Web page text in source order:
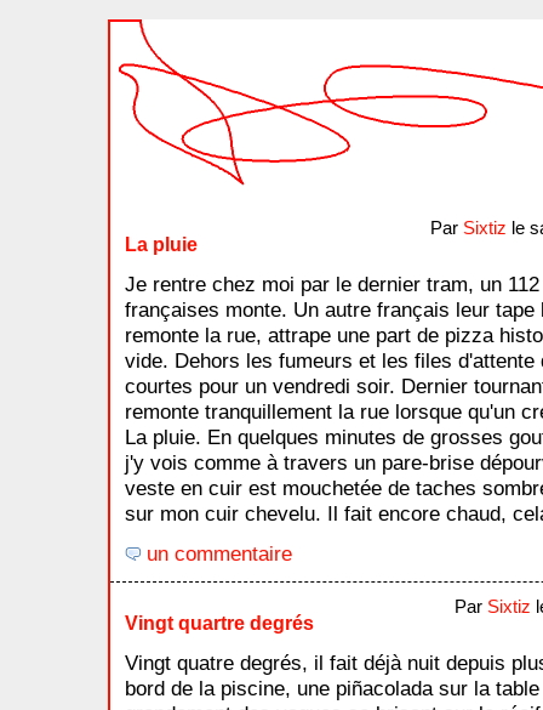
La pluie
Par Sixtiz le
Je rentre chez moi par le dernier tram, un
françaises monte. Un autre français leur
remonte la rue, attrape une part de pizza
vide. Dehors les fumeurs et les files
courtes pour un vendredi soir. Dernier
remonte tranquillement la rue lorsque qu'un
La pluie. En quelques minutes de grosses
j'y vois comme à travers un pare-brise
veste en cuir est mouchetée de taches
sur mon cuir chevelu. Il fait encore chaud,
un commentaire
Vingt quartre degrés
Par Sixtiz
Vingt quatre degrés, il fait déjà nuit depuis
bord de la piscine, une piñacolada sur la